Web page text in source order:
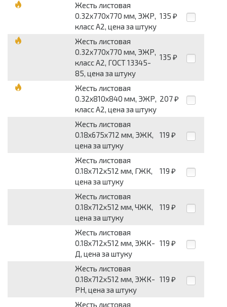
Жесть листовая
0.32х770х770 мм, ЭЖР,
класс А2, цена за штуку
135 ₽
Жесть листовая
0.32х770х770 мм, ЭЖР,
класс А2, ГОСТ 13345-
85, цена за штуку
135 ₽
Жесть листовая
0.32х810х840 мм, ЭЖР,
класс А2, цена за штуку
207 ₽
Жесть листовая
0.18х675х712 мм, ЭЖК,
цена за штуку
119 ₽
Жесть листовая
0.18х712х512 мм, ГЖК,
цена за штуку
119 ₽
Жесть листовая
0.18х712х512 мм, ЧЖК,
цена за штуку
119 ₽
Жесть листовая
0.18х712х512 мм, ЭЖК-
Д, цена за штуку
119 ₽
Жесть листовая
0.18х712х512 мм, ЭЖК-
РН, цена за штуку
119 ₽
Жесть листовая